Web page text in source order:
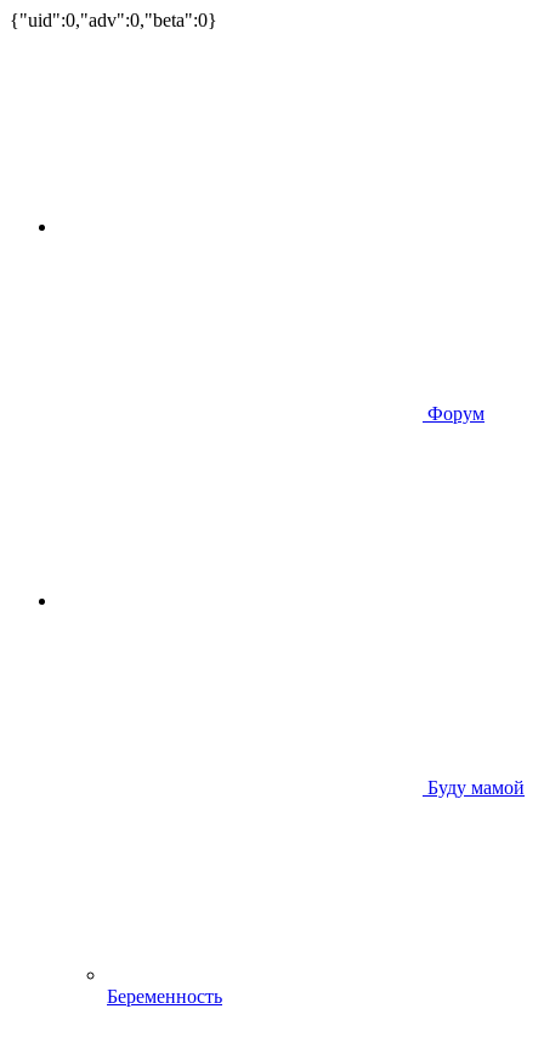
{"uid":0,"adv":0,"beta":0}
Форум
Буду мамой
Беременность